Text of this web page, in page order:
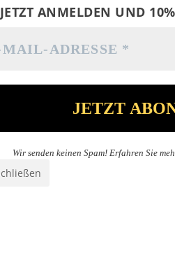
JETZT ANMELDEN UND
Wir senden keinen Spam! Erfahren Sie